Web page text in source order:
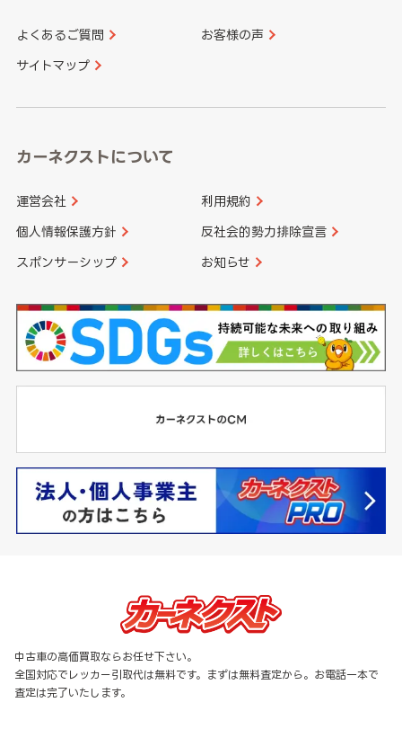
香川県 愛媛県
大分県 宮崎県
よくあるご質問 お客様の声
サイトマップ
カーネクストについて
運営会社 利用規約
個人情報保護方針 反社会的勢力排除宣言
スポンサーシップ お知らせ
中古車の高価買取ならお任せ下さい。
全国対応でレッカー引取代は無料です。まずは無料査定から。お電話一本で
査定は完了いたします。